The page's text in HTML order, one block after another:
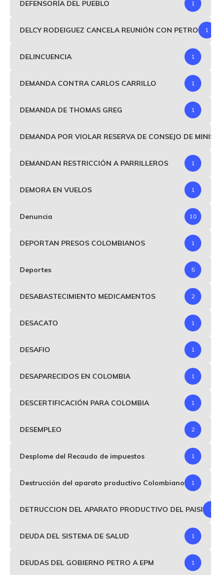
DEFENSORÍA DEL PUEBLO 1
DELCY RODEIGUEZ CANCELA REUNIÓN CON PETRO 1
DELINCUENCIA 1
DEMANDA CONTRA CARLOS CARRILLO 1
DEMANDA DE THOMAS GREG 1
DEMANDA POR VIOLAR RESERVA DE CONSEJO DE
DEMANDAN RESTRICCIÓN A PARRILLEROS 1
DEMORA EN VUELOS 1
Denuncia 10
DEPORTAN PRESOS COLOMBIANOS 1
Deportes 5
DESABASTECIMIENTO MEDICAMENTOS 2
DESACATO 1
DESAFIO 1
DESAPARECIDOS EN COLOMBIA 1
DESCERTIFICACIÓN PARA COLOMBIA 1
DESEMPLEO 2
Desplome del Recaudo de impuestos 1
Destrucción del aparato productivo Colombiano 1
DETRUCCION DEL APARATO PRODUCTIVO DEL PAISI 1
DEUDA DEL SISTEMA DE SALUD 1
DEUDAS DEL GOBIERNO PETRO A EPM 1